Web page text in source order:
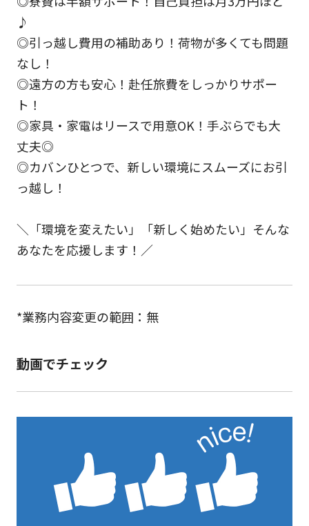
♪
◎引っ越し費用の補助あり！荷物が多くても問題
なし！
◎遠方の方も安心！赴任旅費をしっかりサポー
ト！
◎家具・家電はリースで用意OK！手ぶらでも大
丈夫◎
◎カバンひとつで、新しい環境にスムーズにお引
っ越し！
＼「環境を変えたい」「新しく始めたい」そんな
あなたを応援します！／
*業務内容変更の範囲：無
動画でチェック